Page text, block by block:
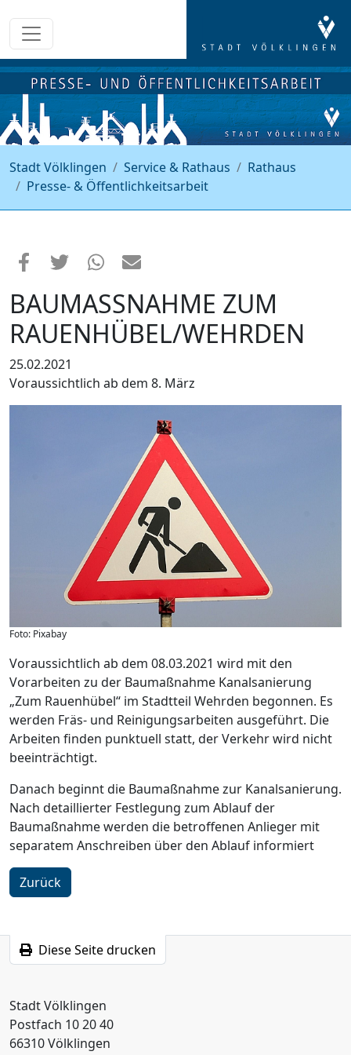
Stadt Völklingen Service & Rathaus
Rathaus
Presse- & Öffentlichkeitsarbeit
BAUMASSNAHME ZUM R
AUENHÜBEL/WEHRDEN
25.02.2021
Voraussichtlich ab dem 8. März
Foto: Pixabay
Voraussichtlich ab dem 08.03.2021 wird mit den
Vorarbeiten zu der Baumaßnahme Kanalsanierung
„Zum Rauenhübel“ im Stadtteil Wehrden begonnen. Es
werden Fräs- und Reinigungsarbeiten ausgeführt. Die
Arbeiten finden punktuell statt, der Verkehr wird nicht
beeinträchtigt.
Danach beginnt die Baumaßnahme zur Kanalsanierung.
Nach detaillierter Festlegung zum Ablauf der
Baumaßnahme werden die betroffenen Anlieger mit
separatem Anschreiben über den Ablauf informiert
Zurück
Diese Seite drucken
Stadt Völklingen
Postfach 10 20 40
66310 Völklingen